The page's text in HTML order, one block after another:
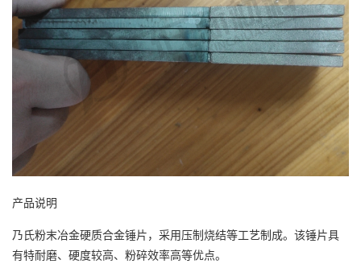
产品说明
乃氏粉末冶金硬质合金锤片，采用压制烧结等工艺制成。该锤片具
有特耐磨、硬度较高、 粉碎效率高等优点。